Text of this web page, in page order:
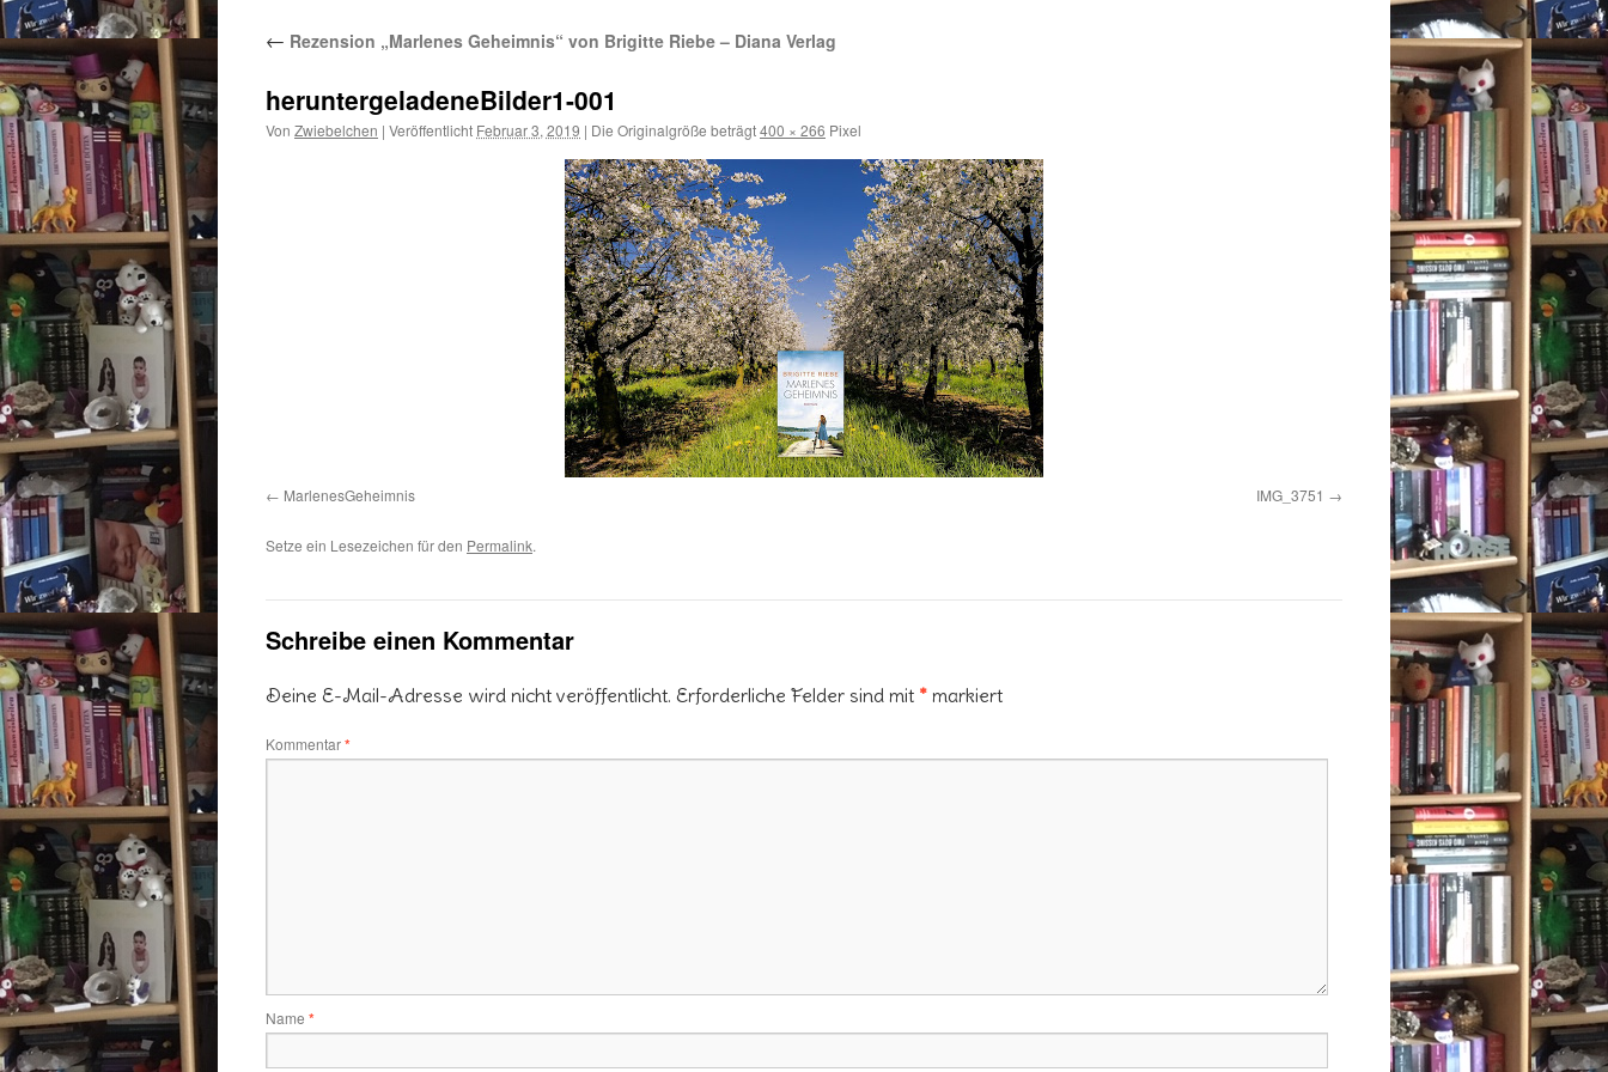
← Rezension „Marlenes Geheimnis“ von Brigitte Riebe – Diana Verlag
heruntergeladeneBilder1-001
Von Zwiebelchen | Veröffentlicht Februar 3, 2019 | Die Originalgröße beträgt400 × 266 Pixel
MarlenesGeheimnis IMG_3751
Setze ein Lesezeichen für den Permalink.
Schreibe einen Kommentar
Deine E-Mail-Adresse wird nicht veröffentlicht. Erforderliche Felder sind mit * markiert
Kommentar*
Name *